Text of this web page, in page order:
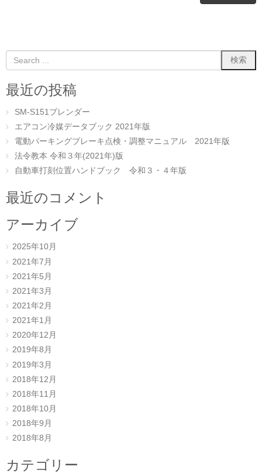
最近の投稿
SM-S151ブレンダー
エアコン冷媒データブック 2021年版
電動パーキングブレーキ点検・調整マニュアル 2021年版
法令教本 令和３年(2021年)版
自動車打刻位置ハンドブック 令和３・４年版
最近のコメント
アーカイブ
2025年10月
2021年7月
2021年5月
2021年3月
2021年2月
2021年1月
2020年12月
2019年8月
2019年3月
2018年12月
2018年11月
2018年10月
2018年9月
2018年8月
カテゴリー